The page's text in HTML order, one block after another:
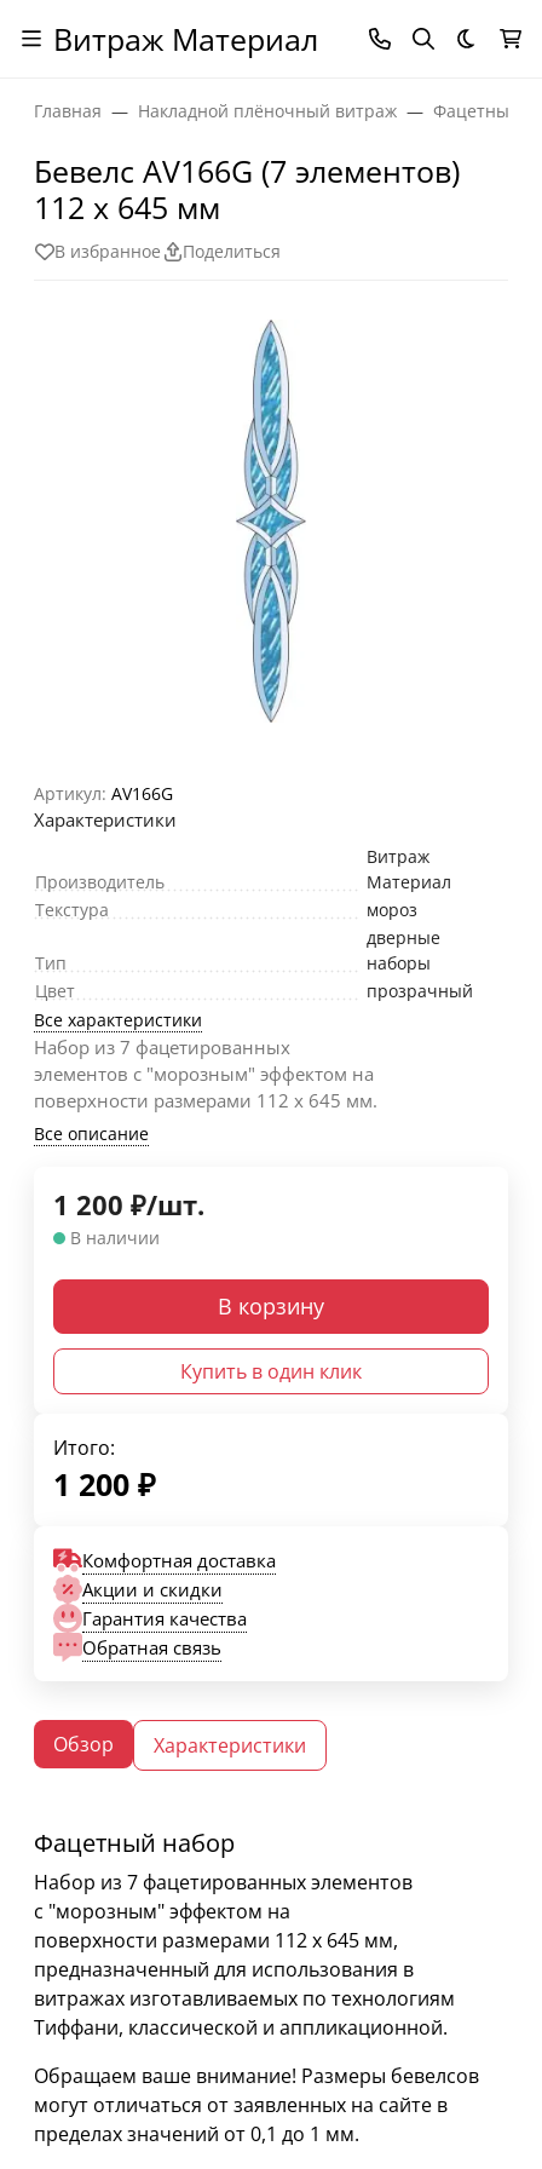
Витраж Материал Темная
Главная Накладной плёночный витраж Фацетные
Бевелс AV166G (7 элементов)
112 х 645 мм
В избранное Поделиться
Артикул: AV166G
Характеристики
Производитель
Витраж
Материал
Текстура
мороз
Тип
дверные
наборы
Цвет
прозрачный
Все характеристики
Набор из 7 фацетированных
элементов с "морозным" эффектом на
поверхности размерами 112 х 645 мм.
Все описание
1 200 ₽/шт.
В наличии
В корзину
Купить в один клик
Итого:
1 200 ₽
Комфортная доставка
Акции и скидки
Гарантия качества
Обратная связь
Обзор Характеристики
Фацетный набор
Набор из 7 фацетированных элементов
с "морозным" эффектом на
поверхности размерами 112 х 645 мм,
предназначенный для использования в
витражах изготавливаемых по технологиям
Тиффани, классической и аппликационной.
Обращаем ваше внимание! Размеры бевелсов
могут отличаться от заявленных на сайте в
пределах значений от 0,1 до 1 мм.